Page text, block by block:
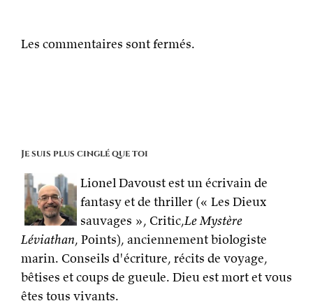
Les commentaires sont fermés.
Je suis plus cinglé que toi
Lionel Davoust est un écrivain de
fantasy et de thriller (« Les Dieux
sauvages », Critic,Le Mystère
Léviathan, Points), anciennement biologiste
marin. Conseils d'écriture, récits de voyage,
bêtises et coups de gueule. Dieu est mort et vous
êtes tous vivants.